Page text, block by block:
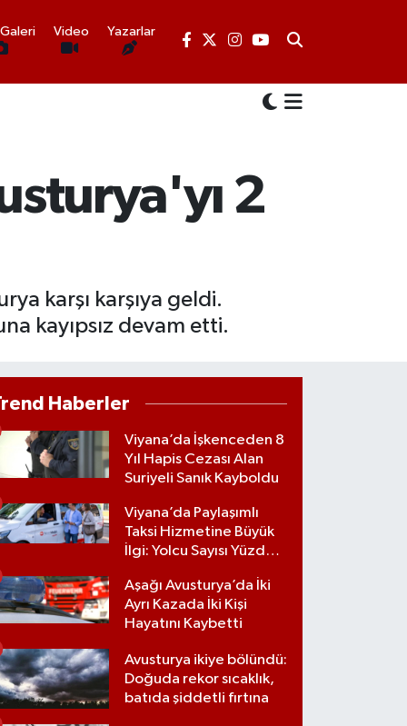
Video Yazarlar
2
karşı karşıya geldi.
kayıpsız devam etti.
Haberler
Viyana’da İşkenceden 8
Yıl Hapis Cezası Alan
Suriyeli Sanık Kayboldu
Viyana’da Paylaşımlı
Taksi Hizmetine Büyük
İlgi: Yolcu Sayısı Yüzde
Aşağı Avusturya’da İki
Ayrı Kazada İki Kişi
Hayatını Kaybetti
Avusturya ikiye bölündü:
Doğuda rekor sıcaklık,
batıda şiddetli fırtına